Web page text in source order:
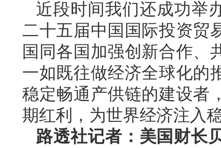
近段时间我们还成功举
二十五届中国国际投资贸
国同各国加强创新合作、
一如既往做经济全球化的
稳定畅通产供链的建设者
期红利，为世界经济注入
路透社记者：美国财长